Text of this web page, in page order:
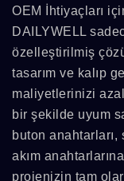
OEM İhtiyaçları
DAILYWELL
özelleştirilmiş
tasarım ve kalıp
maliyetlerinizi
bir şekilde uyum
buton
akım
projenizin tam